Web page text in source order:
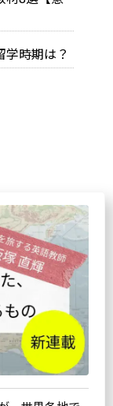
時期は？